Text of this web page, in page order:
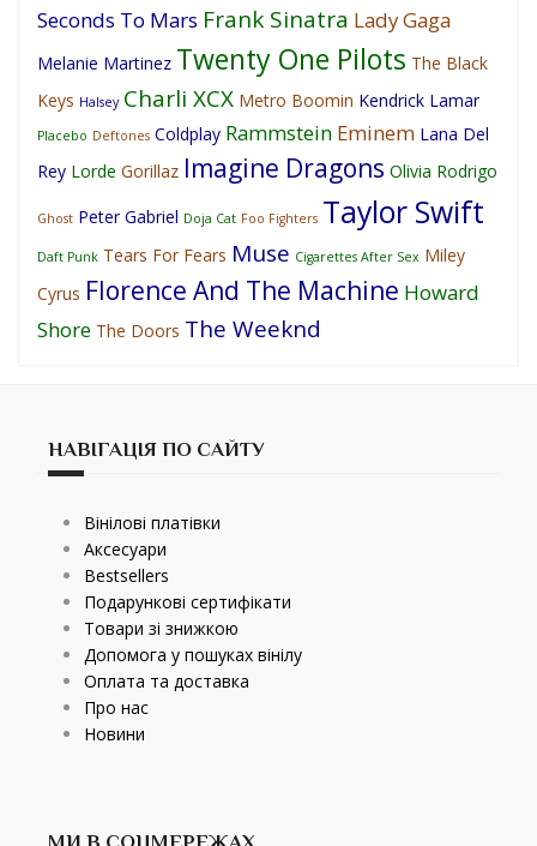
Seconds To Mars Frank Sinatra Lady Gaga
Melanie Martinez Twenty One Pilots The Black
Keys Halsey Charli XCX Metro Boomin Kendrick Lamar
Placebo Deftones Coldplay Rammstein Eminem Lana Del
Rey Lorde Gorillaz Imagine Dragons Olivia Rodrigo
Ghost Peter Gabriel Doja Cat Foo Fighters Taylor Swift
Daft Punk Tears For Fears Muse Cigarettes After Sex Miley
Cyrus Florence And The Machine Howard
Shore The Doors The Weeknd
НАВІГАЦІЯ ПО САЙТУ
Вінілові платівки
Аксесуари
Bestsellers
Подарункові сертифікати
Товари зі знижкою
Допомога у пошуках вінілу
Оплата та доставка
Про нас
Новини